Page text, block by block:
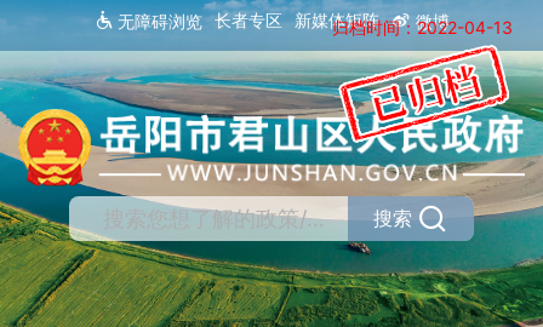
归档时间：2022-04-13
无障碍浏览 长者专区 新媒体矩阵 微博
搜索